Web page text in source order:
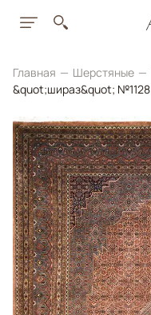
Главная Шерстяные
&quot;шираз&quot; №1128